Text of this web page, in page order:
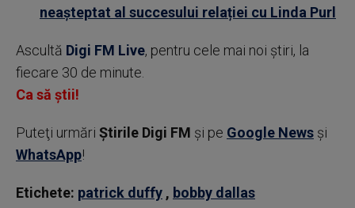
neașteptat al succesului relației cu Linda Purl
Ascultă Digi FM Live, pentru cele mai noi știri, la
fiecare 30 de minute.
Ca să știi!
Puteţi urmări Știrile Digi FM şi pe Google News şi
WhatsApp!
Etichete: patrick duffy , bobby dallas